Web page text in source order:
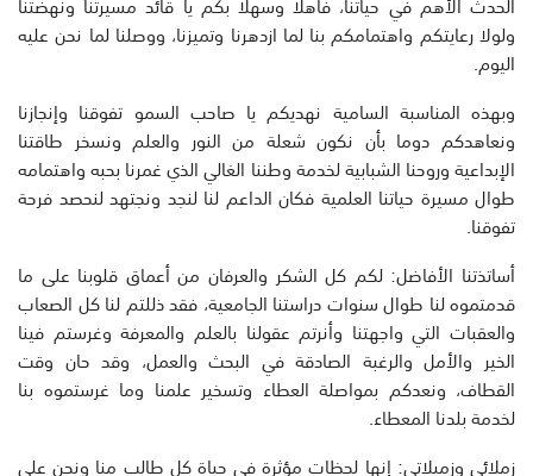
ولولا رعايتكم واهتمامكم بنا لما ازدهرنا وتميزنا، ووصلنا لما نحن عليه
اليوم.
وبهذه المناسبة السامية نهديكم يا صاحب السمو تفوقنا وإنجازنا
ونعاهدكم دوما بأن نكون شعلة من النور والعلم ونسخر طاقتنا
الإبداعية وروحنا الشبابية لخدمة وطننا الغالي الذي غمرنا بحبه واهتمامه
طوال مسيرة حياتنا العلمية فكان الداعم لنا لنجد ونجتهد لنحصد فرحة
تفوقنا.
أساتذتنا الأفاضل: لكم كل الشكر والعرفان من أعماق قلوبنا على ما
قدمتموه لنا طوال سنوات دراستنا الجامعية، فقد ذللتم لنا كل الصعاب
والعقبات التي واجهتنا وأنرتم عقولنا بالعلم والمعرفة وغرستم فينا
الخير والأمل والرغبة الصادقة في البحث والعمل، وقد حان وقت
القطاف، ونعدكم بمواصلة العطاء وتسخير علمنا وما غرستموه بنا
لخدمة بلدنا المعطاء.
زملائي وزميلاتي: إنها لحظات مؤثرة في حياة كل طالب منا ونحن على